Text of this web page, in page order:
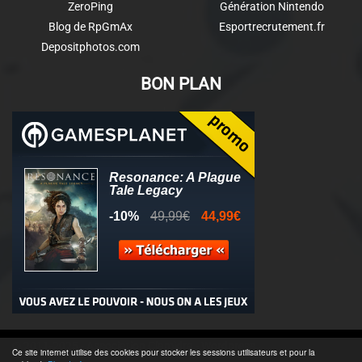
Ce site internet utilise des cookies pour stocker les sessions utilisateurs et pour la
ZeroPing
Blog de RpGmAx
Depositphotos.com
Génération Nintendo
Esportrecrutement.fr
BON PLAN